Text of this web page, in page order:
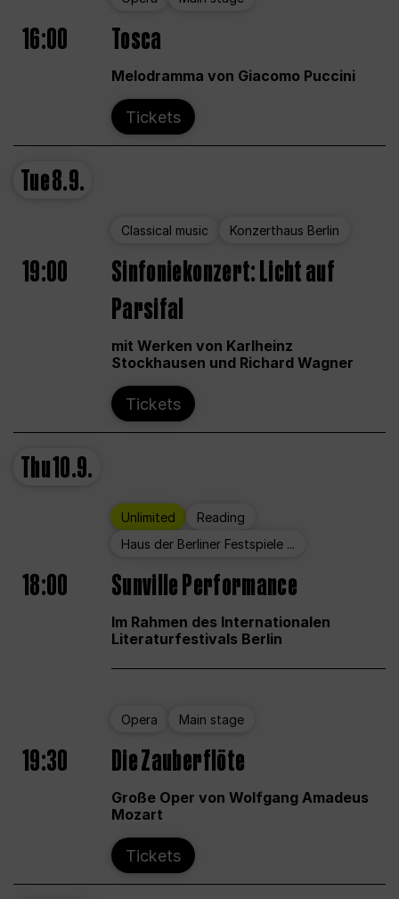
16:00 Tosca
Melodramma von Giacomo Puccini
Tickets
Tue8.9.
Classical music Konzerthaus Berlin
19:00
Sinfoniekonzert: Licht auf
Parsifal
mit Werken von Karlheinz
Stockhausen und Richard Wagner
Tickets
Thu10.9.
Unlimited
Reading
Haus der Berliner Festspiele ...
18:00 Sunville Performance
Im Rahmen des Internationalen
Literaturfestivals Berlin
Opera Main stage
19:30 Die Zauberflöte
Große Oper von Wolfgang Amadeus
Mozart
Tickets